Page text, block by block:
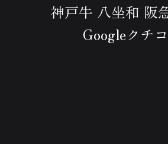
神戸牛 八坐和 阪
Googleクチ